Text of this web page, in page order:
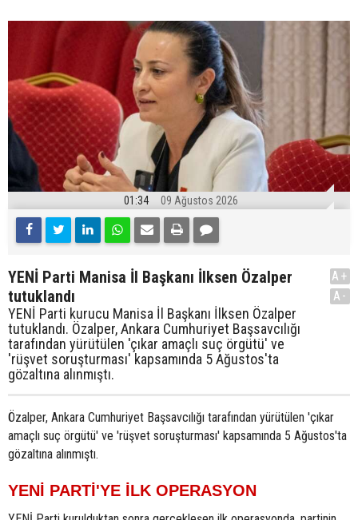
01:34 09 Ağustos 2026
YENİ Parti Manisa İl Başkanı İlksen Özalper
tutuklandı
YENİ Parti kurucu Manisa İl Başkanı İlksen Özalper
tutuklandı. Özalper, Ankara Cumhuriyet Başsavcılığı
tarafından yürütülen 'çıkar amaçlı suç örgütü' ve
'rüşvet soruşturması' kapsamında 5 Ağustos'ta
gözaltına alınmıştı.
A+
A-
Özalper, Ankara Cumhuriyet Başsavcılığı tarafından yürütülen 'çıkar
amaçlı suç örgütü' ve 'rüşvet soruşturması' kapsamında 5 Ağustos'ta
gözaltına alınmıştı.
YENİ PARTİ'YE İLK OPERASYON